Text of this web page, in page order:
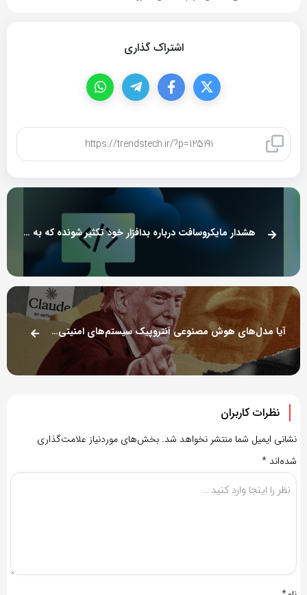
اشتراک گذاری
هشدار مایکروسافت درباره بدافزار خود تکثیر شونده که به دنبال ارزهای دیجیتال است
آیا مدل‌های هوش مصنوعی آنتروپیک سیستم‌های امنیتی آمریکا را طی چند ساعت هک کرده‌اند؟
نظرات کاربران
نشانی ایمیل شما منتشر نخواهد شد. بخش‌های موردنیاز علامت‌گذاری
شده‌اند *